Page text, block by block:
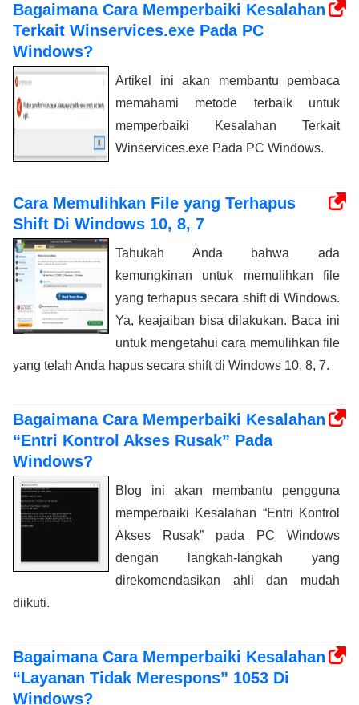
Bagaimana Cara Memperbaiki Kesalahan
Terkait Winservices.exe Pada PC
Windows?
Artikel ini akan membantu pembaca
memahami metode terbaik untuk
memperbaiki Kesalahan Terkait
Winservices.exe Pada PC Windows.
Cara Memulihkan File yang Terhapus
Shift Di Windows 10, 8, 7
Tahukah Anda bahwa ada
kemungkinan untuk memulihkan file
yang terhapus secara shift di Windows.
Ya, keajaiban bisa dilakukan. Baca ini
untuk mengetahui cara memulihkan file
yang telah Anda hapus secara shift di Windows 10, 8, 7.
Bagaimana Cara Memperbaiki Kesalahan
“Entri Kontrol Akses Rusak” Pada
Windows?
Blog ini akan membantu pengguna
memperbaiki Kesalahan “Entri Kontrol
Akses Rusak” pada PC Windows
dengan langkah-langkah yang
direkomendasikan ahli dan mudah
diikuti.
Bagaimana Cara Memperbaiki Kesalahan
“Layanan Tidak Merespons” 1053 Di
Windows?